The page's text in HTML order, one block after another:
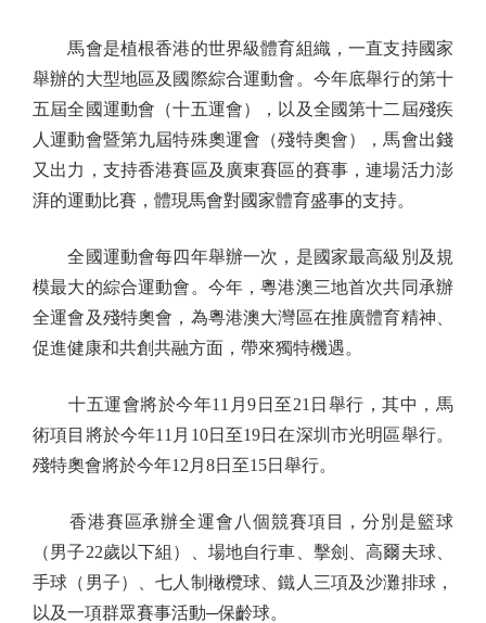
馬會是植根香港的世界級體育組織，一直支持國家
舉辦的大型地區及國際綜合運動會。今年底舉行的第十
五屆全國運動會（十五運會），以及全國第十二屆殘疾
人運動會暨第九屆特殊奧運會（殘特奧會），馬會出錢
又出力，支持香港賽區及廣東賽區的賽事，連場活力澎
湃的運動比賽，體現馬會對國家體育盛事的支持。
全國運動會每四年舉辦一次，是國家最高級別及規
模最大的綜合運動會。今年，粵港澳三地首次共同承辦
全運會及殘特奧會，為粵港澳大灣區在推廣體育精神、
促進健康和共創共融方面，帶來獨特機遇。
十五運會將於今年11月9日至21日舉行，其中，馬
術項目將於今年11月10日至19日在深圳市光明區舉行。
殘特奧會將於今年12月8日至15日舉行。
香港賽區承辦全運會八個競賽項目，分別是籃球
（男子22歲以下組）、場地自行車、擊劍、高爾夫球、
手球（男子）、七人制橄欖球、鐵人三項及沙灘排球，
以及一項群眾賽事活動─保齡球。